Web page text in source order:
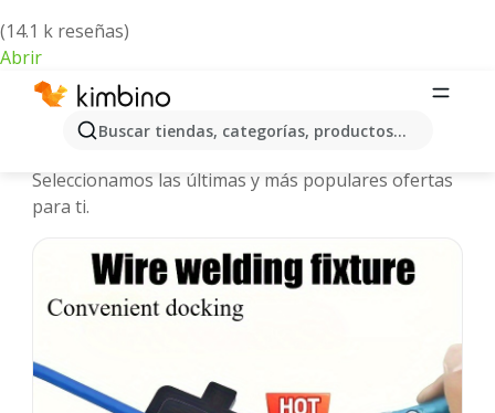
(14.1 k reseñas)
Abrir
Buscar tiendas, categorías, productos...
Mochitlán - Folletos y ofertas más
Seleccionamos las últimas y más populares ofertas
para ti.